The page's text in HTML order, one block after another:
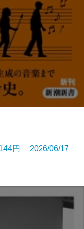
円 2026/06/17